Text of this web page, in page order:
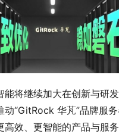
将继续加大在创新与研发
动“GitRock 华芃”品牌服
高效、更智能的产品与服